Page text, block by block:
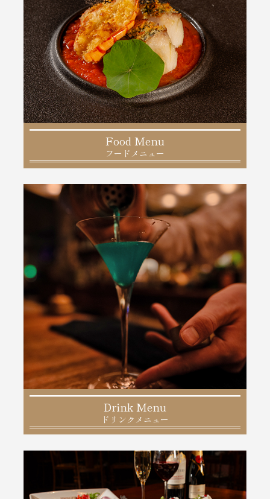
Food Menu
フードメニュー
Drink Menu
ドリンクメニュー